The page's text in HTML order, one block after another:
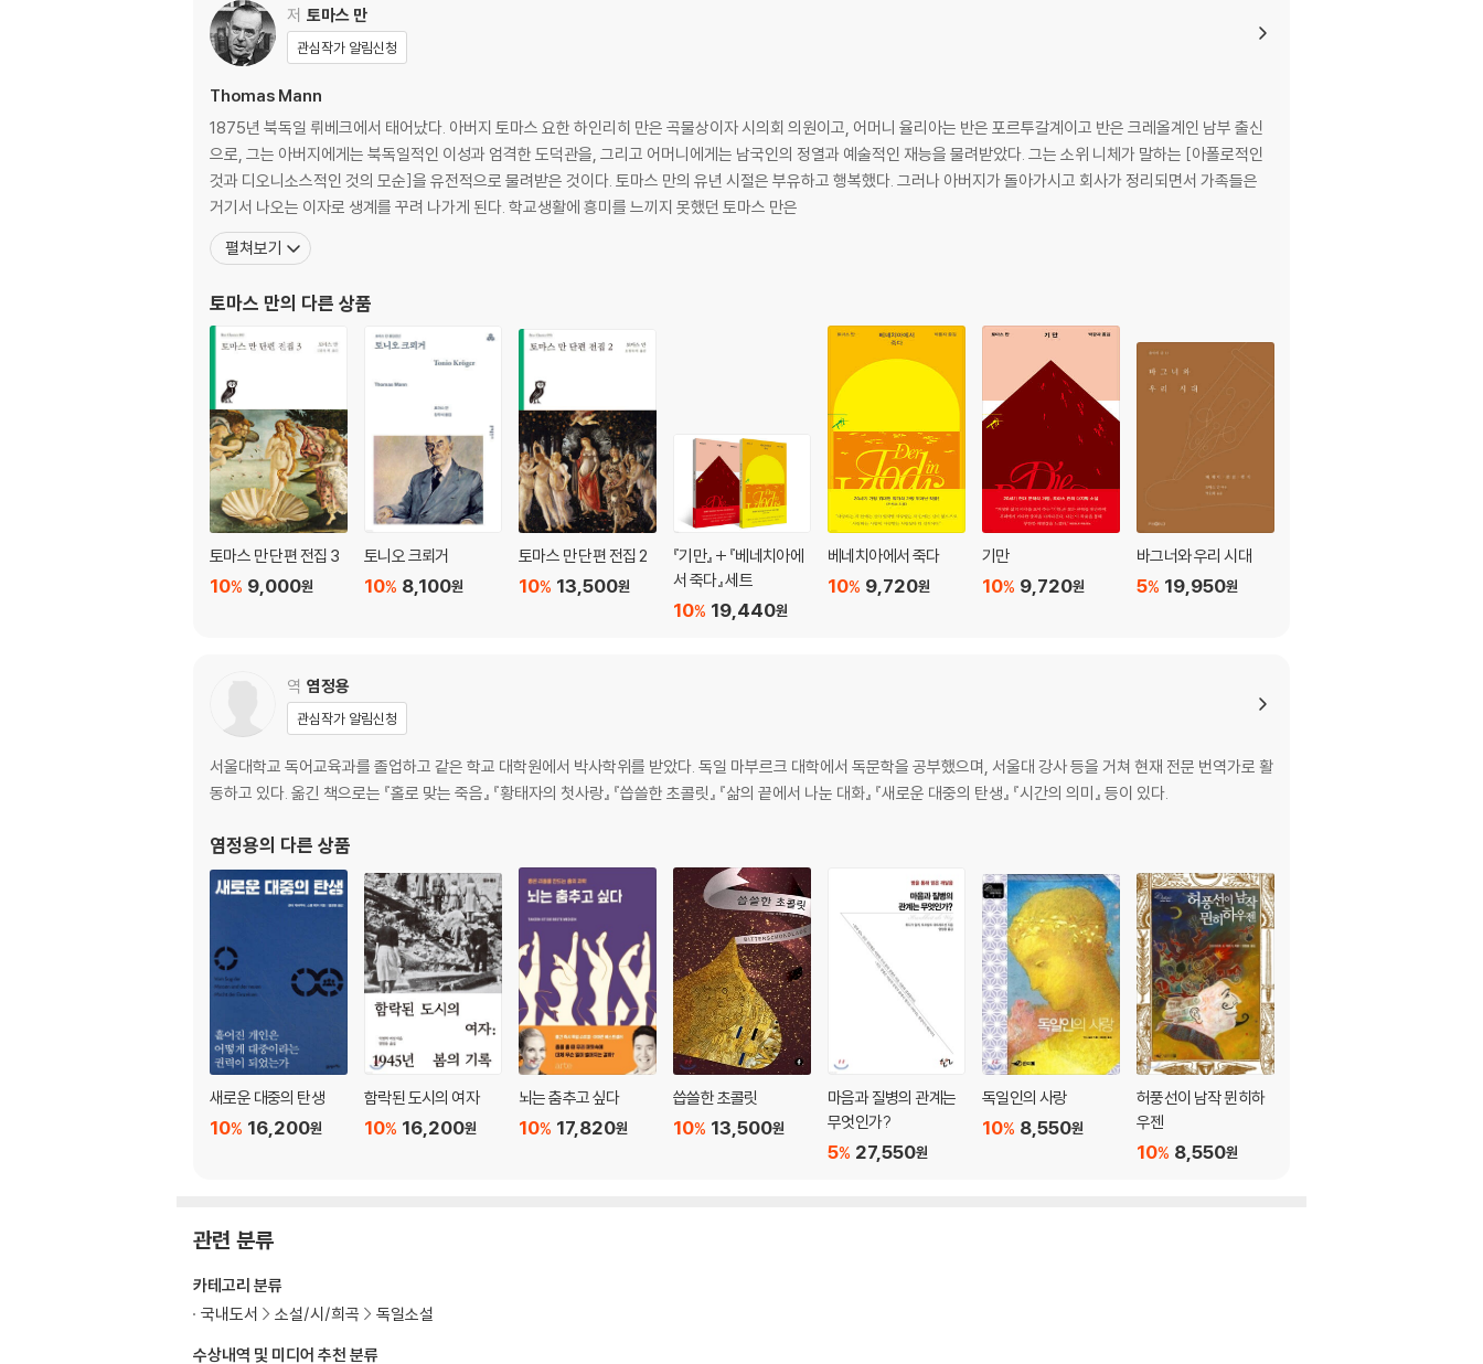
저 토마스 만
관심작가 알림신청
Thomas Mann
1875년 북독일 뤼베크에서 태어났다. 아버지 토마스 요한 하인리히 만은 곡물상이자 시의회 의원이고, 어머니 율리아는 반은 포르투갈계이고 반은 크레올계인 남부 출신
으로, 그는 아버지에게는 북독일적인 이성과 엄격한 도덕관을, 그리고 어머니에게는 남국인의 정열과 예술적인 재능을 물려받았다. 그는 소위 니체가 말하는 [아폴로적인
것과 디오니소스적인 것의 모순]을 유전적으로 물려받은 것이다. 토마스 만의 유년 시절은 부유하고 행복했다. 그러나 아버지가 돌아가시고 회사가 정리되면서 가족들은
거기서 나오는 이자로 생계를 꾸려 나가게 된다. 학교생활에 흥미를 느끼지 못했던 토마스 만은
펼쳐보기
토마스 만의 다른 상품
토마스 만 단편 전집 3
9,000원
10%
토니오 크뢰거
8,100원
10%
토마스 만 단편 전집 2
13,500원
10%
『기만』 + 『베네치아에
서 죽다』 세트
19,440원
10%
베네치아에서 죽다
9,720원
10%
기만
9,720원
10%
바그너와 우리 시대
19,950원
5%
역 염정용
관심작가 알림신청
서울대학교 독어교육과를 졸업하고 같은 학교 대학원에서 박사학위를 받았다. 독일 마부르크 대학에서 독문학을 공부했으며, 서울대 강사 등을 거쳐 현재 전문 번역가로 활
동하고 있다. 옮긴 책으로는 『홀로 맞는 죽음』 『황태자의 첫사랑』 『씁쓸한 초콜릿』 『삶의 끝에서 나눈 대화』 『새로운 대중의 탄생』 『시간의 의미』 등이 있다.
염정용의 다른 상품
새로운 대중의 탄생
16,200원
10%
함락된 도시의 여자
16,200원
10%
뇌는 춤추고 싶다
17,820원
10%
씁쓸한 초콜릿
13,500원
10%
마음과 질병의 관계는
무엇인가?
27,550원
5%
독일인의 사랑
8,550원
10%
허풍선이 남작 뮌히하
우젠
8,550원
10%
관련 분류
수상내역 및 미디어 추천 분류
카테고리 분류
국내도서
소설/시/희곡 독일소설